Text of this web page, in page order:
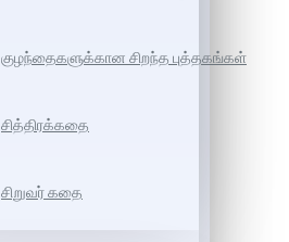
குழந்தைகளுக்கான சிறந்த புத்தகங்கள்
சித்திரக்கதை
சிறுவர் கதை